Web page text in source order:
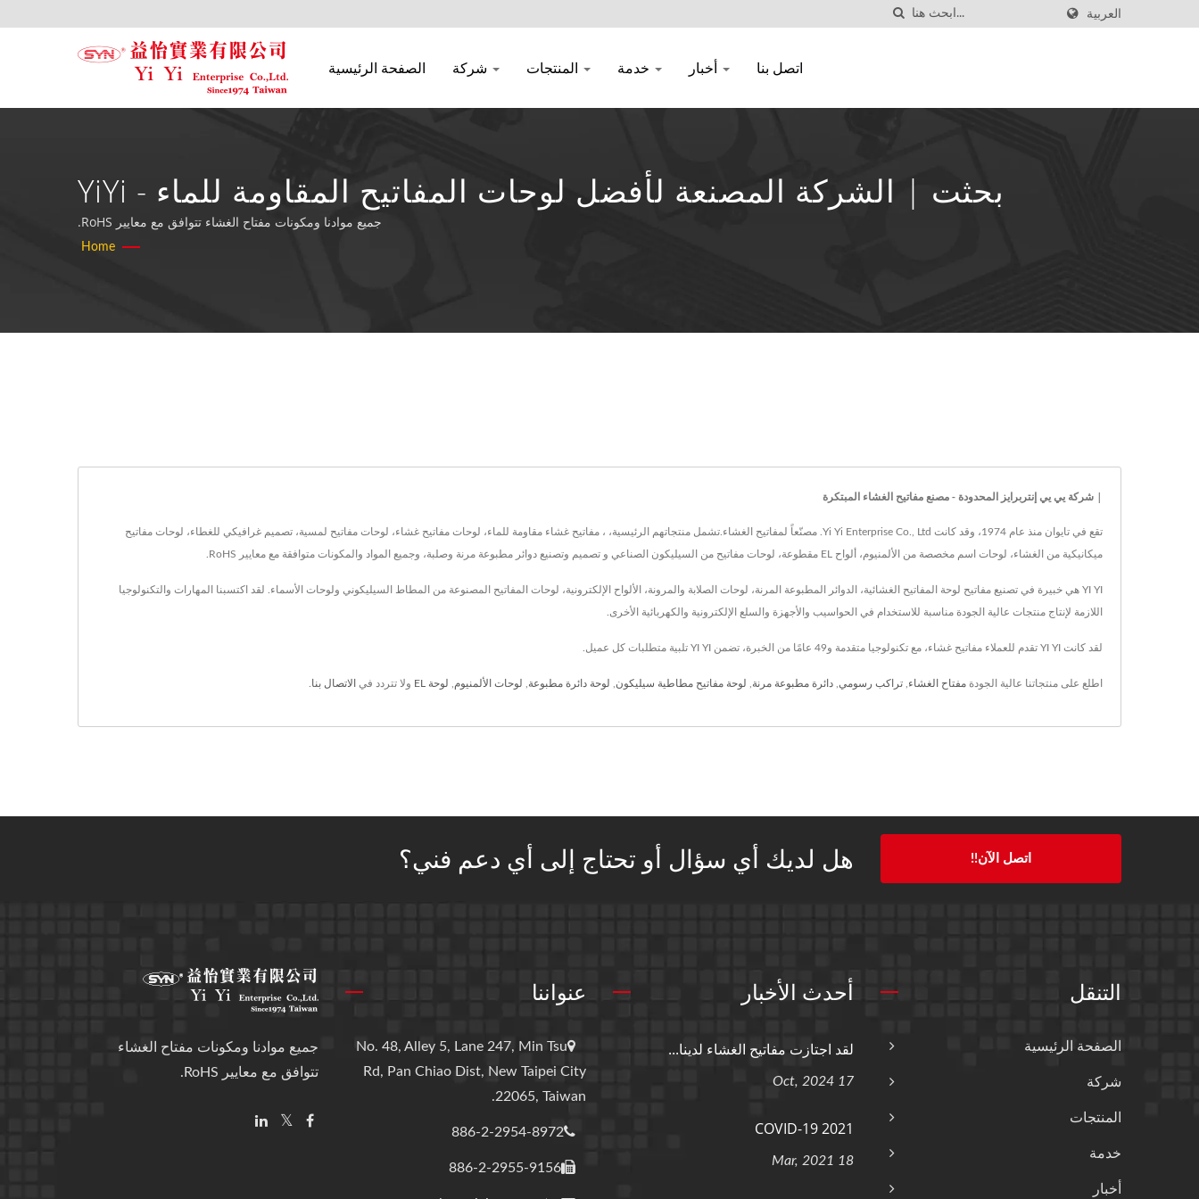
العربية
الصفحة الرئيسية اتصل بنا
بحثت | الشركة المصنعة لأفضل لوحات المفاتيح المقاومة للماء - YiYi
Enterprise Co., Ltd
جميع موادنا ومكونات مفتاح الغشاء تتوافق مع معايير RoHS.
Home
| شركة يي يي إنتربرايز المحدودة - مصنع مفاتيح الغشاء المبتكرة
تقع في تايوان منذ عام 1974، وقد كانت Yi Yi Enterprise Co., Ltd. مصنّعاً لمفاتيح الغشاء.تشمل منتجاتهم الرئيسية، ، مفاتيح غشاء مقاومة للماء، لوحات مفاتيح غشاء، لوحات مفاتيح لمسية، تصميم غرافيكي للغطاء، لوحات مفاتيح
ميكانيكية من الغشاء، لوحات اسم مخصصة من الألمنيوم، ألواح EL مقطوعة، لوحات مفاتيح من السيليكون الصناعي و تصميم وتصنيع دوائر مطبوعة مرنة وصلبة، وجميع المواد والمكونات متوافقة مع معايير RoHS.
YI YI هي خبيرة في تصنيع مفاتيح لوحة المفاتيح الغشائية، الدوائر المطبوعة المرنة، لوحات الصلابة والمرونة، الألواح الإلكترونية، لوحات المفاتيح المصنوعة من المطاط السيليكوني ولوحات الأسماء. لقد اكتسبنا المهارات والتكنولوجيا
اللازمة لإنتاج منتجات عالية الجودة مناسبة للاستخدام في الحواسيب والأجهزة والسلع الإلكترونية والكهربائية الأخرى.
لقد كانت YI YI تقدم للعملاء مفاتيح غشاء، مع تكنولوجيا متقدمة و49 عامًا من الخبرة، تضمن YI YI تلبية متطلبات كل عميل.
اطلع على منتجاتنا عالية الجودة مفتاح الغشاء تراكب رسومي دائرة مطبوعة مرنة لوحة مفاتيح مطاطية سيليكون لوحة دائرة مطبوعة لوحات الألمنيوم لوحة EL ولا تتردد في الاتصال بنا
هل لديك أي سؤال أو تحتاج إلى أي دعم فني؟ اتصل الآن!!
جميع موادنا ومكونات مفتاح الغشاء
تتوافق مع معايير RoHS.
عنواننا
No. 48, Alley 5, Lane 247, Min Tsu
Rd, Pan Chiao Dist, New Taipei City
22065, Taiwan.
886-2-2954-8972
886-2-2955-9156
أحدث الأخبار
لقد اجتازت مفاتيح الغشاء لدينا...
17 Oct, 2024
COVID-19 2021
18 Mar, 2021
التنقل
الصفحة الرئيسية
شركة
المنتجات
خدمة
أخبار